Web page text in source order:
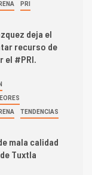
PRI
deja el
recurso de
el #PRI.
TENDENCIAS
mala calidad
Tuxtla